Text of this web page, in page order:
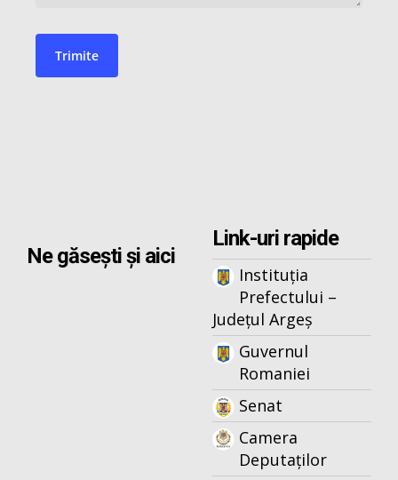
Ne găsești și aici
Link-uri rapide
Instituția
Prefectului –
Județul Argeș
Guvernul
Romaniei
Senat
Camera
Deputaților